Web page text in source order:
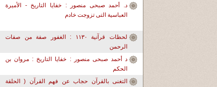
د. أحمد صبحى منصور : خفايا التاريخ - الأميرة
العباسية التى تزوجت خادم
لحظات قرآنية ١١٣٠ : الغفور صفة من صفات
الرحمن
د أحمد صبحى منصور : خفايا التاريخ : مروان بن
الحكم
التغنى بالقرآن حجاب عن فهم القرآن ( الحلقة